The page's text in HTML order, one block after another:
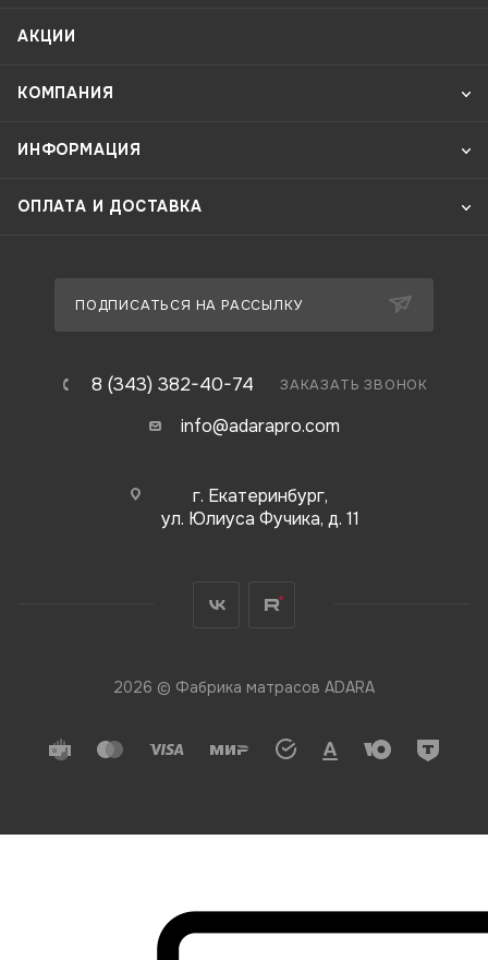
АКЦИИ
КОМПАНИЯ
ИНФОРМАЦИЯ
ОПЛАТА И ДОСТАВКА
ПОДПИСАТЬСЯ НА РАССЫЛКУ
8 (343) 382-40-74 ЗАКАЗАТЬ ЗВОНОК
info@adarapro.com
г. Екатеринбург,
ул. Юлиуса Фучика, д. 11
2026 © Фабрика матрасов ADARA